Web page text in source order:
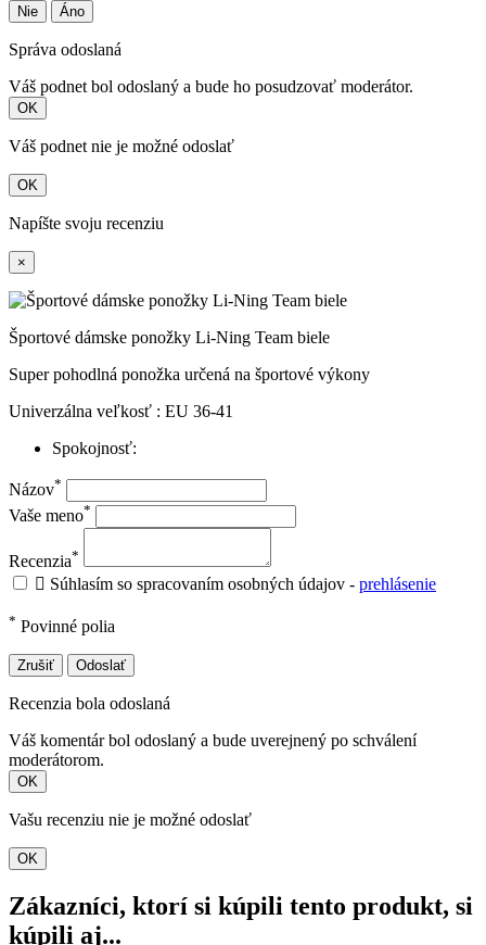
Nie Áno
Správa odoslaná
Váš podnet bol odoslaný a bude ho posudzovať moderátor.
OK
Váš podnet nie je možné odoslať
OK
Napíšte svoju recenziu
×
Športové dámske ponožky Li-Ning Team biele
Super pohodlná ponožka určená na športové výkony
Univerzálna veľkosť : EU 36-41
Spokojnosť:
Názov*
Vaše meno*
Recenzia*
 Súhlasím so spracovaním osobných údajov - prehlásenie
* Povinné polia
Zrušiť Odoslať
Recenzia bola odoslaná
Váš komentár bol odoslaný a bude uverejnený po schválení
moderátorom.
OK
Vašu recenziu nie je možné odoslať
OK
Zákazníci, ktorí si kúpili tento produkt, si
kúpili aj...